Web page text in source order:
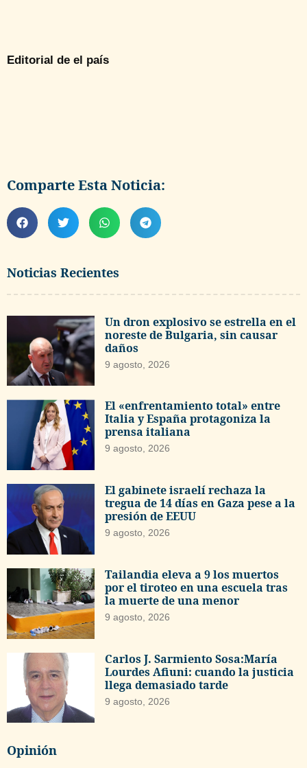
Noticias Recientes
Un dron explosivo se estrella en el
noreste de Bulgaria, sin causar
daños
9 agosto, 2026
El «enfrentamiento total» entre
Italia y España protagoniza la
prensa italiana
9 agosto, 2026
El gabinete israelí rechaza la
tregua de 14 días en Gaza pese a la
presión de EEUU
9 agosto, 2026
Tailandia eleva a 9 los muertos
por el tiroteo en una escuela tras
la muerte de una menor
9 agosto, 2026
Carlos J. Sarmiento Sosa:María
Lourdes Afiuni: cuando la justicia
llega demasiado tarde
9 agosto, 2026
Opinión
Editorial de el país
Comparte Esta Noticia: